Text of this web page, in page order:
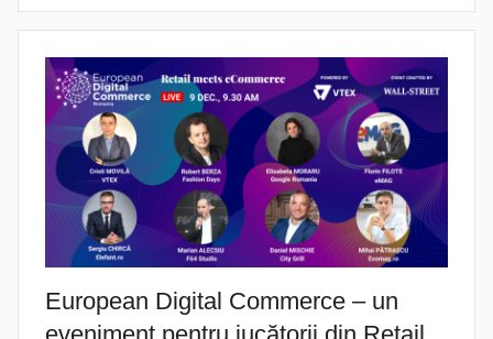
European Digital Commerce – un